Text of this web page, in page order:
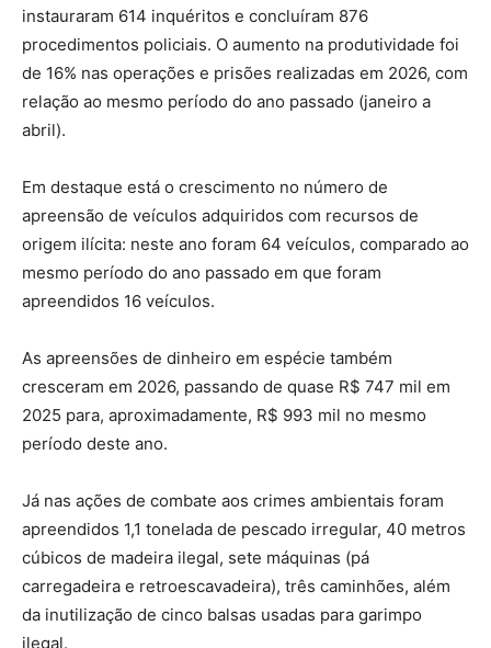
instauraram 614 inquéritos e concluíram 876
procedimentos policiais. O aumento na produtividade foi
de 16% nas operações e prisões realizadas em 2026, com
relação ao mesmo período do ano passado (janeiro a
abril).
Em destaque está o crescimento no número de
apreensão de veículos adquiridos com recursos de
origem ilícita: neste ano foram 64 veículos, comparado ao
mesmo período do ano passado em que foram
apreendidos 16 veículos.
As apreensões de dinheiro em espécie também
cresceram em 2026, passando de quase R$ 747 mil em
2025 para, aproximadamente, R$ 993 mil no mesmo
período deste ano.
Já nas ações de combate aos crimes ambientais foram
apreendidos 1,1 tonelada de pescado irregular, 40 metros
cúbicos de madeira ilegal, sete máquinas (pá
carregadeira e retroescavadeira), três caminhões, além
da inutilização de cinco balsas usadas para garimpo
ilegal.